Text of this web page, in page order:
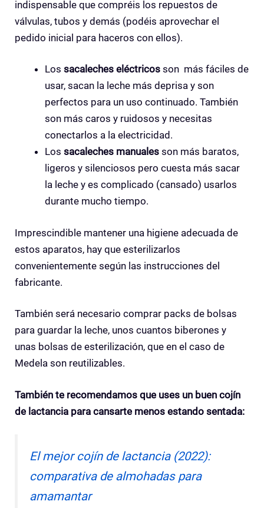
indispensable que compréis los repuestos de
válvulas, tubos y demás (podéis aprovechar el
pedido inicial para haceros con ellos).
Los sacaleches eléctricos son más fáciles de
usar, sacan la leche más deprisa y son
perfectos para un uso continuado. También
son más caros y ruidosos y necesitas
conectarlos a la electricidad.
Los sacaleches manuales son más baratos,
ligeros y silenciosos pero cuesta más sacar
la leche y es complicado (cansado) usarlos
durante mucho tiempo.
Imprescindible mantener una higiene adecuada de
estos aparatos, hay que esterilizarlos
convenientemente según las instrucciones del
fabricante.
También será necesario comprar packs de bolsas
para guardar la leche, unos cuantos biberones y
unas bolsas de esterilización, que en el caso de
Medela son reutilizables.
También te recomendamos que uses un buen cojín
de lactancia para cansarte menos estando sentada:
El mejor cojín de lactancia (2022):
comparativa de almohadas para
amamantar